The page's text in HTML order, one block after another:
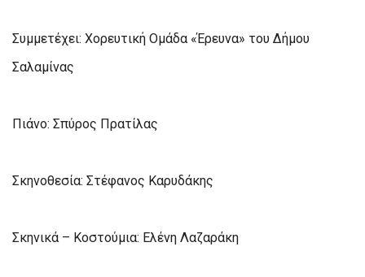
Συμμετέχει: Χορευτική Ομάδα «Έρευνα» του Δήμου
Σαλαμίνας
Πιάνο: Σπύρος Πρατίλας
Σκηνοθεσία: Στέφανος Καρυδάκης
Σκηνικά – Κοστούμια: Ελένη Λαζαράκη